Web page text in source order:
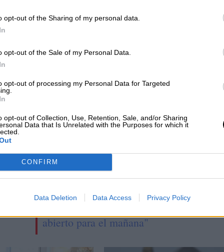
opt-out of the Sharing of my personal data.
opt-out of the Sale of my Personal Data.
opt-out of processing my Personal Data for Targeted
opt-out of Collection, Use, Retention, Sale, and/or Sharing
Data that Is Unrelated with the Purposes for which it
CONFIRM
Data Deletion Data Access Privacy Policy
Grande Marlaska España Bachillerato
RELACIONADAS
Mario García de Castro: "Todas estas
abierto para el mañana"